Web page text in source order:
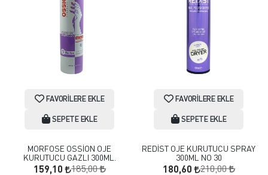
FAVORILERE EKLE
SEPETE EKLE
MORFOSE OSSİON OJE
KURUTUCU GAZLI 300ML.
159,10 185,00
FAVORILERE EKLE
SEPETE EKLE
REDİST OJE KURUTUCU SPRAY
300ML NO 30
180,60 210,00